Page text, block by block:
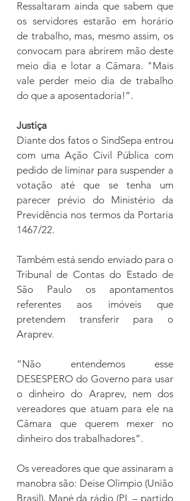
Ressaltaram ainda que sabem que
os servidores estarão em horário
de trabalho, mas, mesmo assim, os
convocam para abrirem mão deste
meio dia e lotar a Câmara. "Mais
vale perder meio dia de trabalho
do que a aposentadoria!”.
Justiça
Diante dos fatos o SindSepa entrou
com uma Ação Civil Pública com
pedido de liminar para suspender a
votação até que se tenha um
parecer prévio do Ministério da
Previdência nos termos da Portaria
1467/22.
Também está sendo enviado para o
Tribunal de Contas do Estado de
São Paulo os apontamentos
referentes aos imóveis que
pretendem transferir para o
Araprev.
“Não entendemos esse
DESESPERO do Governo para usar
o dinheiro do Araprev, nem dos
vereadores que atuam para ele na
Câmara que querem mexer no
dinheiro dos trabalhadores”.
Os vereadores que que assinaram a
manobra são: Deise Olimpio (União
Brasil), Mané da rádio (PL – partido